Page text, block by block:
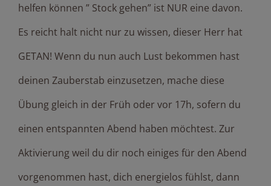
helfen können ” Stock gehen” ist NUR eine davon.
Es reicht halt nicht nur zu wissen, dieser Herr hat
GETAN! Wenn du nun auch Lust bekommen hast
deinen Zauberstab einzusetzen, mache diese
Übung gleich in der Früh oder vor 17h, sofern du
einen entspannten Abend haben möchtest. Zur
Aktivierung weil du dir noch einiges für den Abend
vorgenommen hast, dich energielos fühlst, dann